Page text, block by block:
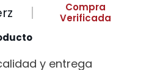
Compra
Verificada
y entrega